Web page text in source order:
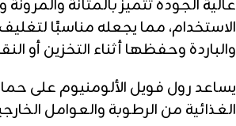
عالية الجودة تتميز بالمتانة
الاستخدام، مما يجعله مناسبًا
والباردة وحفظها أثناء التخزين أو
يساعد رول فويل الألومنيوم على
الغذائية من الرطوبة والعوامل